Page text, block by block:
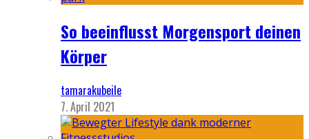
So beeinflusst Morgensport deinen
Körper
tamarakubeile
7. April 2021